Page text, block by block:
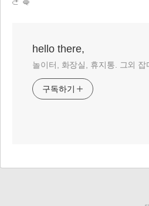
hello there,
놀이터, 화장실, 휴지통. 그외 잡
구독하기